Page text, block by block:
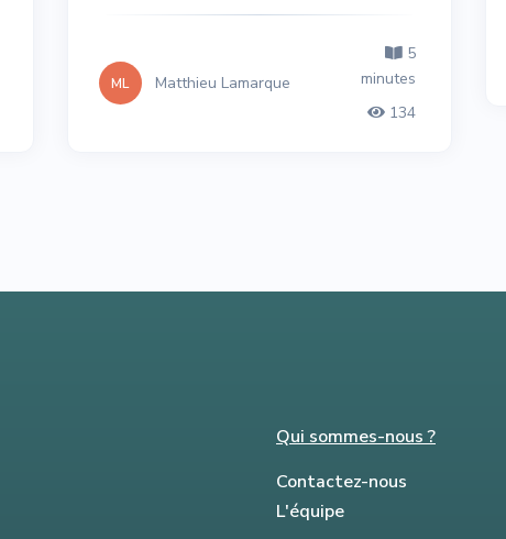
ML Matthieu Lamarque
5
minutes
134
Qui sommes-nous ?
Contactez-nous
L'équipe